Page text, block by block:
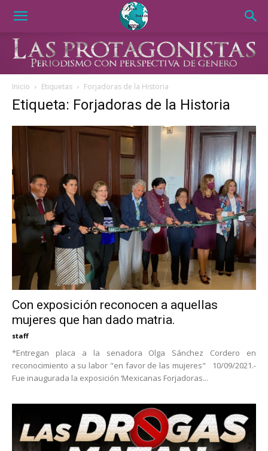
Inicio Etiquetas Forjadoras de la Historia
Etiqueta: Forjadoras de la Historia
Con exposición reconocen a aquellas
mujeres que han dado matria.
staff
*Entregan placa a la senadora Olga Sánchez Cordero en
reconocimiento a su labor "en favor de las mujeres" 10/09/2021.-
Fue inaugurada la exposición ‘Mexicanas Forjadoras...